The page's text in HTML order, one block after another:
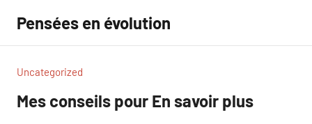
contenu
Pensées en évolution
Uncategorized
Mes conseils pour En savoir plus